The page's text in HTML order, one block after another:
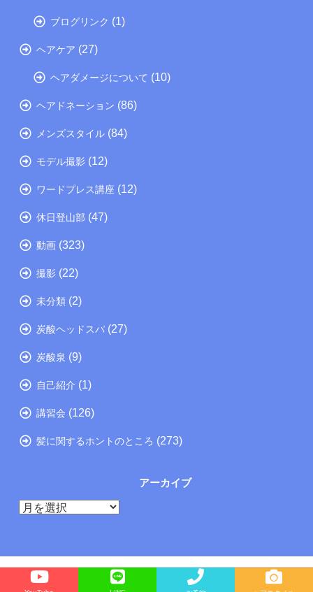
ブログリンク (1)
ヘアケア (27)
ヘアダメージについて (10)
ヘアドネーション (86)
メンズスタイル (84)
モデル撮影 (12)
ワードプレス講座 (12)
休日登山部 (47)
動画 (323)
撮影 (22)
未分類 (2)
炭酸ヘッドスパ (27)
炭酸泉 (9)
自己紹介 (1)
講習会 (126)
髪に関するホントのところ (273)
アーカイブ
ア
ブ
Copyright©
たつの市の美容院メーカー講師が教えるぺったんこ髪の解決方法ブログ, 2025 All